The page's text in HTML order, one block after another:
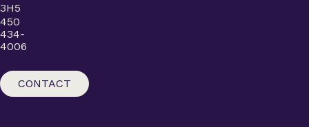
3H5
450
434-
4006
CONTACT